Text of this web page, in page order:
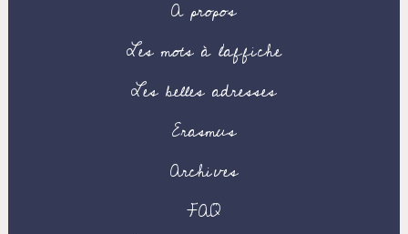
A propos
Les mots à l’affiche
Les belles adresses
Erasmus
Archives
FAQ